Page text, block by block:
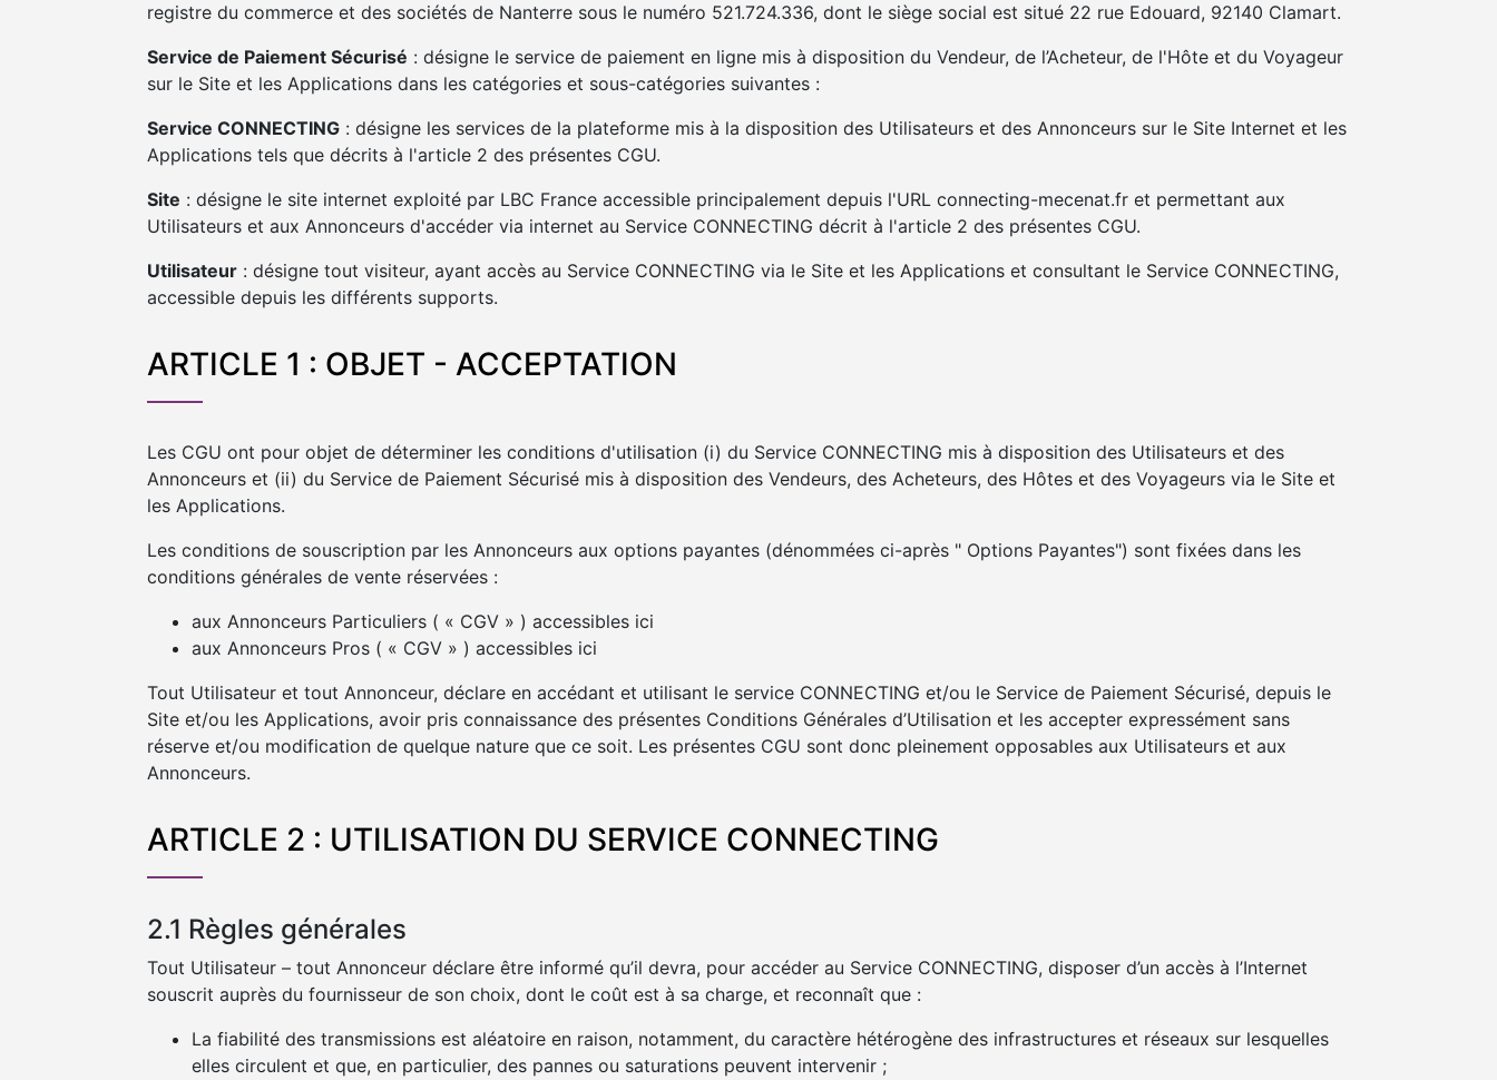
registre du commerce et des sociétés de Nanterre sous le numéro 521.724.336, dont le siège social est situé 22 rue Edouard, 92140 Clamart.
Service de Paiement Sécurisé : désigne le service de paiement en ligne mis à disposition du Vendeur, de l’Acheteur, de l'Hôte et du Voyageur
sur le Site et les Applications dans les catégories et sous-catégories suivantes :
Service CONNECTING : désigne les services de la plateforme mis à la disposition des Utilisateurs et des Annonceurs sur le Site Internet et les
Applications tels que décrits à l'article 2 des présentes CGU.
Site : désigne le site internet exploité par LBC France accessible principalement depuis l'URL connecting-mecenat.fr et permettant aux
Utilisateurs et aux Annonceurs d'accéder via internet au Service CONNECTING décrit à l'article 2 des présentes CGU.
Utilisateur : désigne tout visiteur, ayant accès au Service CONNECTING via le Site et les Applications et consultant le Service CONNECTING,
accessible depuis les différents supports.
ARTICLE 1 : OBJET - ACCEPTATION
Les CGU ont pour objet de déterminer les conditions d'utilisation (i) du Service CONNECTING mis à disposition des Utilisateurs et des
Annonceurs et (ii) du Service de Paiement Sécurisé mis à disposition des Vendeurs, des Acheteurs, des Hôtes et des Voyageurs via le Site et
les Applications.
Les conditions de souscription par les Annonceurs aux options payantes (dénommées ci-après " Options Payantes") sont fixées dans les
conditions générales de vente réservées :
aux Annonceurs Particuliers ( « CGV » ) accessibles ici
aux Annonceurs Pros ( « CGV » ) accessibles ici
Tout Utilisateur et tout Annonceur, déclare en accédant et utilisant le service CONNECTING et/ou le Service de Paiement Sécurisé, depuis le
Site et/ou les Applications, avoir pris connaissance des présentes Conditions Générales d’Utilisation et les accepter expressément sans
réserve et/ou modification de quelque nature que ce soit. Les présentes CGU sont donc pleinement opposables aux Utilisateurs et aux
Annonceurs.
ARTICLE 2 : UTILISATION DU SERVICE CONNECTING
2.1 Règles générales
Tout Utilisateur – tout Annonceur déclare être informé qu’il devra, pour accéder au Service CONNECTING, disposer d’un accès à l’Internet
souscrit auprès du fournisseur de son choix, dont le coût est à sa charge, et reconnaît que :
La fiabilité des transmissions est aléatoire en raison, notamment, du caractère hétérogène des infrastructures et réseaux sur lesquelles
elles circulent et que, en particulier, des pannes ou saturations peuvent intervenir ;